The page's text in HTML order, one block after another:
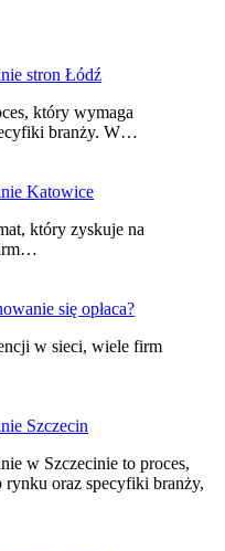
stron Łódź
który wymaga
branży. W…
Katowice
który zyskuje na
się opłaca?
w sieci, wiele firm
Szczecin
w Szczecinie to proces,
oraz specyfiki branży,